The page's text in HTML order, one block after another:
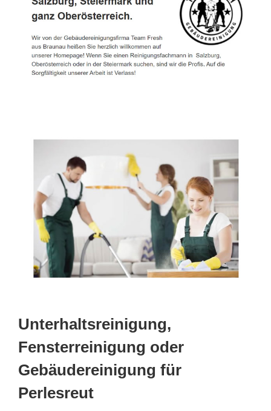
Unterhaltsreinigung,
Fensterreinigung oder
Gebäudereinigung für
Perlesreut